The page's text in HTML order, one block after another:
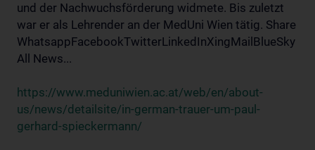
und der Nachwuchsförderung widmete. Bis zuletzt
war er als Lehrender an der MedUni Wien tätig. Share
WhatsappFacebookTwitterLinkedInXingMailBlueSky
All News...
https://www.meduniwien.ac.at/web/en/about-
us/news/detailsite/in-german-trauer-um-paul-
gerhard-spieckermann/